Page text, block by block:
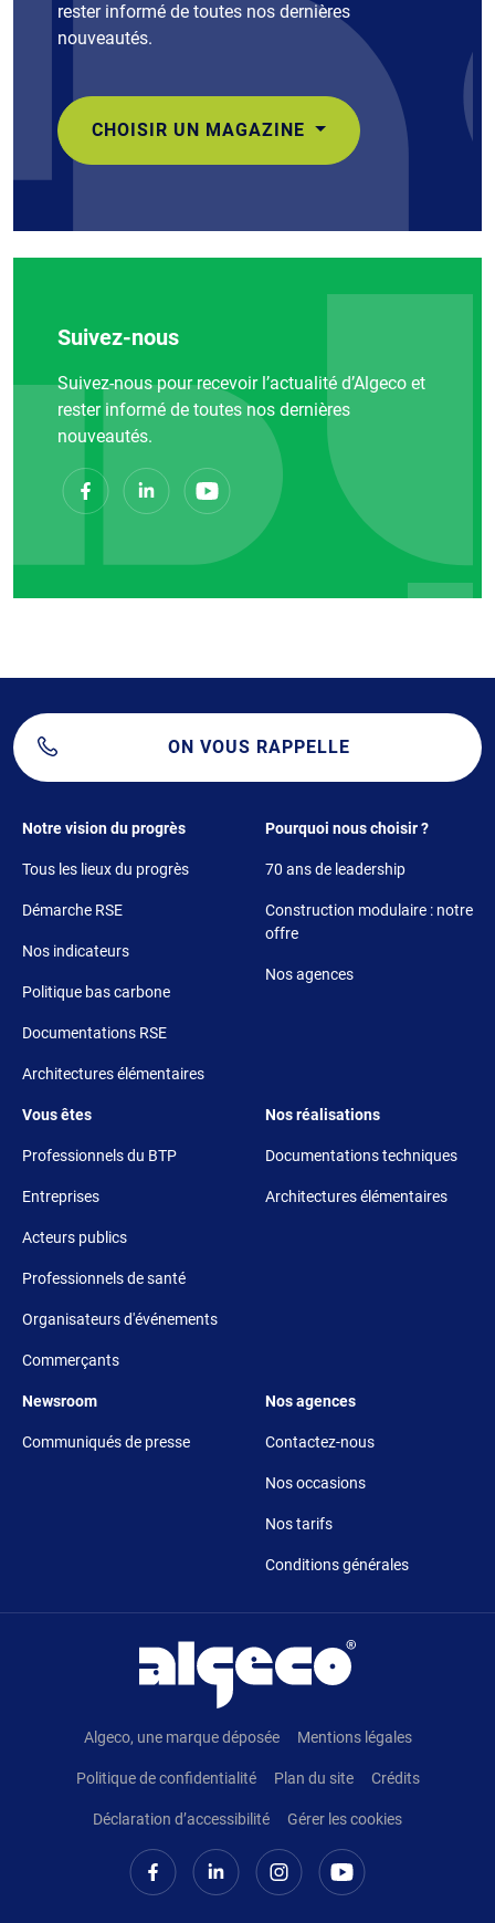
rester informé de toutes nos dernières
nouveautés.
CHOISIR UN MAGAZINE
Suivez-nous
Suivez-nous pour recevoir l’actualité d’Algeco et
rester informé de toutes nos dernières
nouveautés.
ON VOUS RAPPELLE
Footer 1
Notre vision du progrès
Tous les lieux du progrès
Démarche RSE
Nos indicateurs
Politique bas carbone
Documentations RSE
Architectures élémentaires
Footer 2
Pourquoi nous choisir ?
70 ans de leadership
Construction modulaire : notre
offre
Nos agences
Footer 3
Vous êtes
Professionnels du BTP
Entreprises
Acteurs publics
Professionnels de santé
Organisateurs d'événements
Commerçants
Footer 4
Nos réalisations
Documentations techniques
Architectures élémentaires
Footer 5
Newsroom
Communiqués de presse
Footer 6
Nos agences
Contactez-nous
Nos occasions
Nos tarifs
Conditions générales
Algeco, une marque déposée Mentions légales
Politique de confidentialité Plan du site Crédits
Déclaration d’accessibilité Gérer les cookies